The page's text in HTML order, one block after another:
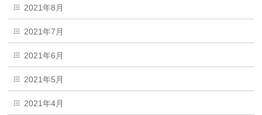
2021年8月
2021年7月
2021年6月
2021年5月
2021年4月